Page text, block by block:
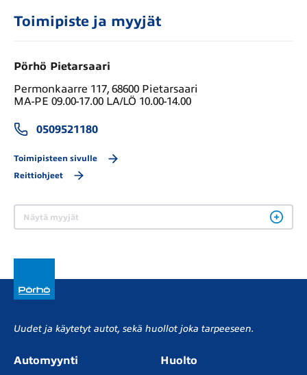
Toimipiste ja myyjät
Pörhö Pietarsaari
Permonkaarre 117, 68600 Pietarsaari
MA-PE 09.00-17.00 LA/LÖ 10.00-14.00
0509521180
Toimipisteen sivulle
Reittiohjeet
Näytä myyjät
Uudet ja käytetyt autot, sekä huollot joka tarpeeseen.
Automyynti Huolto